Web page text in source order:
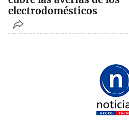
electrodomésticos